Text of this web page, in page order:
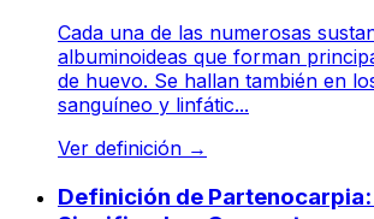
Cada una de las numerosas
albuminoideas que forman
de huevo. Se hallan también en
sanguíneo y linfátic...
Ver definición →
Definición de Partenocarpia: